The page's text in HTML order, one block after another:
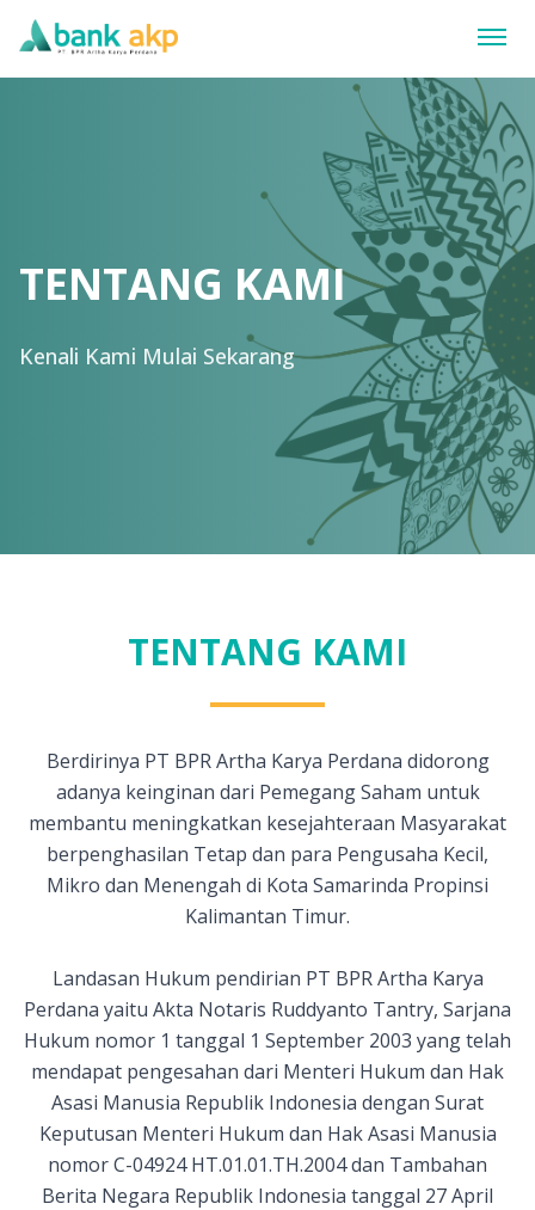
TENTANG KAMI
Kenali Kami Mulai Sekarang
TENTANG KAMI
Berdirinya PT BPR Artha Karya Perdana didorong
adanya keinginan dari Pemegang Saham untuk
membantu meningkatkan kesejahteraan Masyarakat
berpenghasilan Tetap dan para Pengusaha Kecil,
Mikro dan Menengah di Kota Samarinda Propinsi
Kalimantan Timur.
Landasan Hukum pendirian PT BPR Artha Karya
Perdana yaitu Akta Notaris Ruddyanto Tantry, Sarjana
Hukum nomor 1 tanggal 1 September 2003 yang telah
mendapat pengesahan dari Menteri Hukum dan Hak
Asasi Manusia Republik Indonesia dengan Surat
Keputusan Menteri Hukum dan Hak Asasi Manusia
nomor C-04924 HT.01.01.TH.2004 dan Tambahan
Berita Negara Republik Indonesia tanggal 27 April